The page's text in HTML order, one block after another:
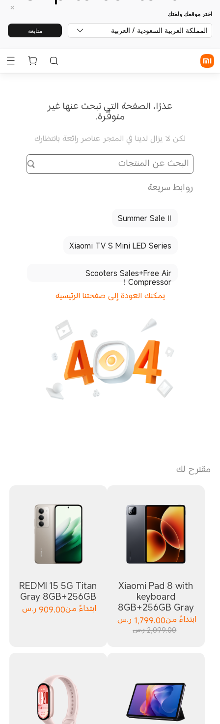
اختر موقعك ولغتك
المملكة العربية السعودية / العربية متابعة
عذرًا، الصفحة التي تبحث عنها غير
متوفّرة.
لكن لا يزال لدينا في المتجر عناصر رائعة بانتظارك
روابط سريعة
Summer Sale Ⅱ
Xiaomi TV S Mini LED Series
Scooters Sales+Free Air
Compressor！
يمكنك العودة إلى صفحتنا الرئيسية
مقترح لك
Xiaomi Pad 8 with
keyboard
8GB+256GB Gray
ابتداءً من1,799.00 ر.س
2,099.00 ر.س
REDMI 15 5G Titan
Gray 8GB+256GB
ابتداءً من909.00ر.س